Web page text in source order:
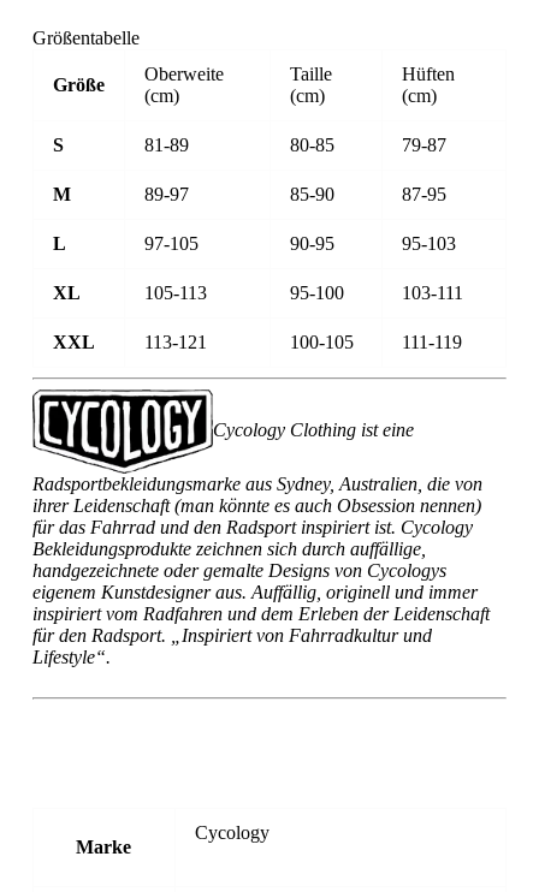
Größentabelle
Größe
Oberweite
(cm)
Taille
(cm)
Hüften
(cm)
S 81-89 80-85 79-87
M 89-97 85-90 87-95
L 97-105 90-95 95-103
XL 105-113 95-100 103-111
XXL 113-121 100-105 111-119
Cycology Clothing ist eine
Radsportbekleidungsmarke aus Sydney, Australien, die von
ihrer Leidenschaft (man könnte es auch Obsession nennen)
für das Fahrrad und den Radsport inspiriert ist. Cycology
Bekleidungsprodukte zeichnen sich durch auffällige,
handgezeichnete oder gemalte Designs von Cycologys
eigenem Kunstdesigner aus. Auffällig, originell und immer
inspiriert vom Radfahren und dem Erleben der Leidenschaft
für den Radsport. „Inspiriert von Fahrradkultur und
Lifestyle“.
Marke
Cycology